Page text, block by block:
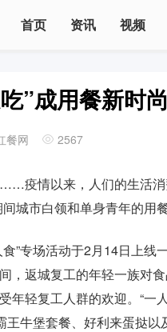
首页 资讯 视频
”成用餐新时
餐网 2567
疫情以来，人们的生活
城市白领和单身青年的用餐
”专场活动于2月14日上
，返城复工的年轻一族对
年轻复工人群的欢迎。“
王牛堡套餐、好利来蛋挞